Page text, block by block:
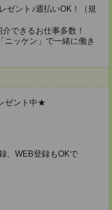
ゼント♪週払いOK！（規
できるお仕事多数！
ニッケン」で一緒に働き
ゼント中★
、WEB登録もOKで